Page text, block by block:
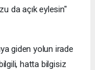
da açık eylesin"
giden yolun irade
hatta bilgisiz